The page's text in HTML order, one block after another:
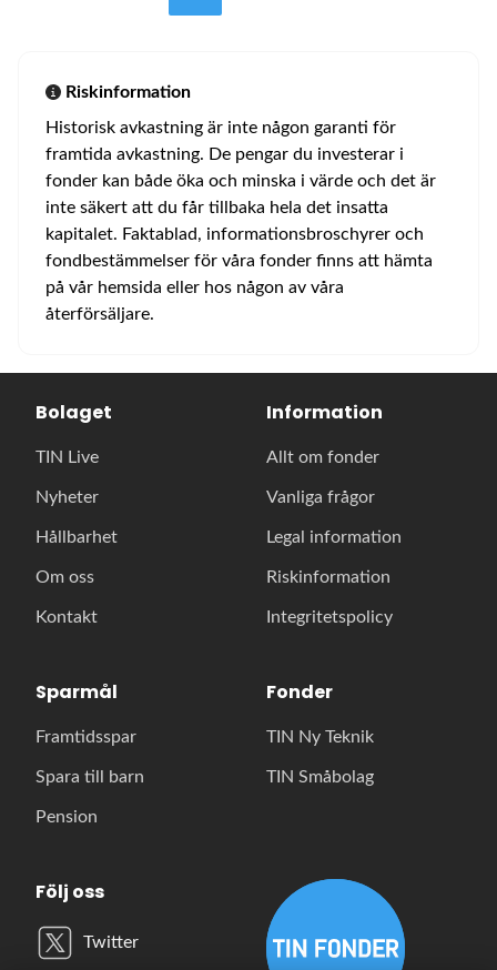
Riskinformation
Historisk avkastning är inte någon garanti för
framtida avkastning. De pengar du investerar i
fonder kan både öka och minska i värde och det är
inte säkert att du får tillbaka hela det insatta
kapitalet. Faktablad, informationsbroschyrer och
fondbestämmelser för våra fonder finns att hämta
på vår hemsida eller hos någon av våra
återförsäljare.
Bolaget
TIN Live
Nyheter
Hållbarhet
Om oss
Kontakt
Information
Allt om fonder
Vanliga frågor
Legal information
Riskinformation
Integritetspolicy
Sparmål
Framtidsspar
Spara till barn
Pension
Fonder
TIN Ny Teknik
TIN Småbolag
Följ oss
Twitter